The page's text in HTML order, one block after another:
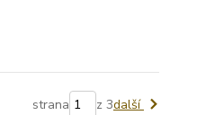
strana z 3další